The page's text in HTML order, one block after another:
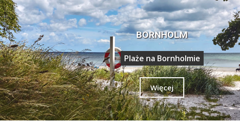
BORNHOLM
Atrakcje na Bornholmie
Więcej